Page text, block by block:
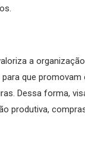
a
que
Dessa forma,
produtiva,